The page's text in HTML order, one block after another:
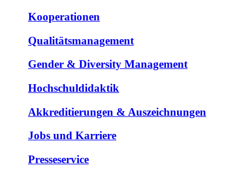
Kooperationen
Qualitätsmanagement
Gender & Diversity Management
Hochschuldidaktik
Akkreditierungen & Auszeichnungen
Jobs und Karriere
Presseservice